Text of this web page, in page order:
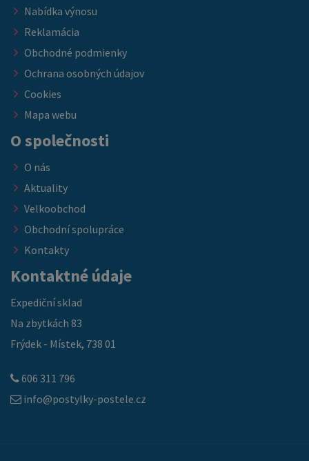
Nabídka výnosu
Reklamácia
Obchodné podmienky
Ochrana osobných údajov
Cookies
Mapa webu
O společnosti
O nás
Aktuality
Velkoobchod
Obchodní spolupráce
Kontakty
Kontaktné údaje
Expediční sklad
Na zbytkách 83
Frýdek - Místek, 738 01
606 311 796
info@postylky-postele.cz